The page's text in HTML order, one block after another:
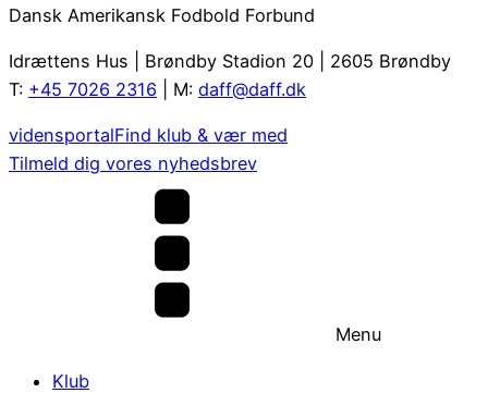
Dansk Amerikansk Fodbold Forbund
Idrættens Hus | Brøndby Stadion 20 | 2605 Brøndby
T: +45 7026 2316 | M: daff@daff.dk
vidensportalFind klub & vær med
Tilmeld dig vores nyhedsbrev
Menu
Klub